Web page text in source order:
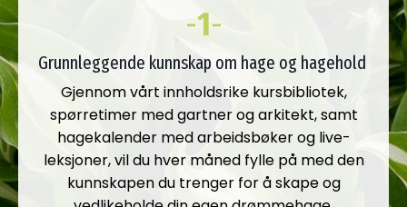
-1-
Grunnleggende kunnskap om hage og hagehold
Gjennom vårt innholdsrike kursbibliotek,
spørretimer med gartner og arkitekt, samt
hagekalender med arbeidsbøker og live-
leksjoner, vil du hver måned fylle på med den
kunnskapen du trenger for å skape og